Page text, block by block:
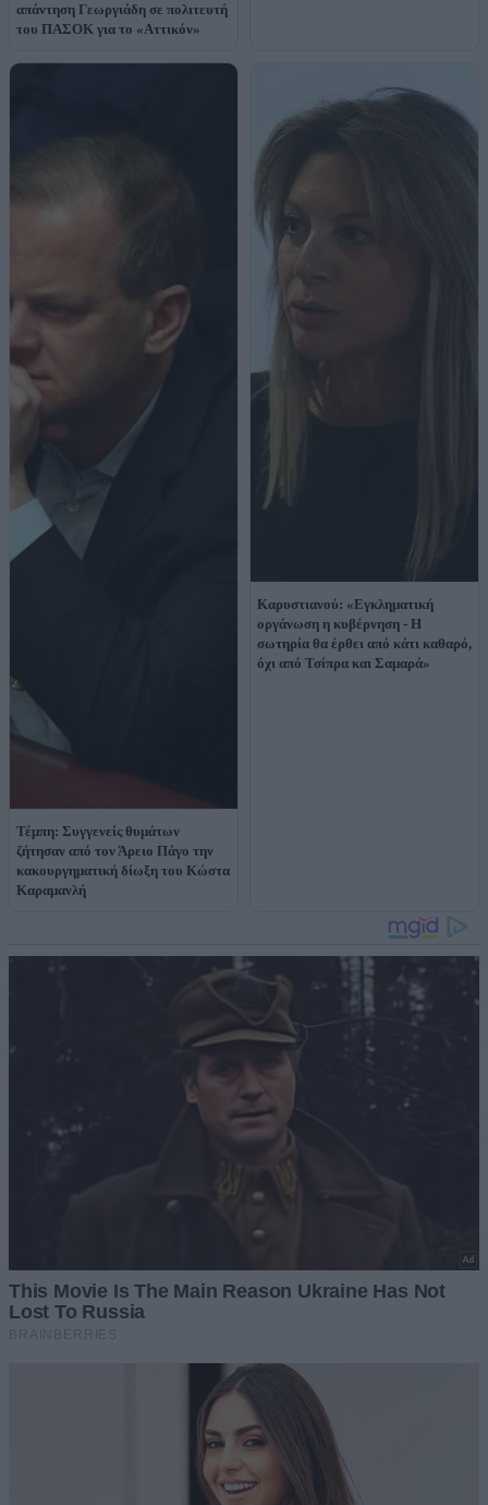
απάντηση Γεωργιάδη σε πολιτευτή
του ΠΑΣΟΚ για το «Αττικόν»
Τέμπη: Συγγενείς θυμάτων
ζήτησαν από τον Άρειο Πάγο την
κακουργηματική δίωξη του Κώστα
Καραμανλή
Καρυστιανού: «Εγκληματική
οργάνωση η κυβέρνηση - Η
σωτηρία θα έρθει από κάτι καθαρό,
όχι από Τσίπρα και Σαμαρά»